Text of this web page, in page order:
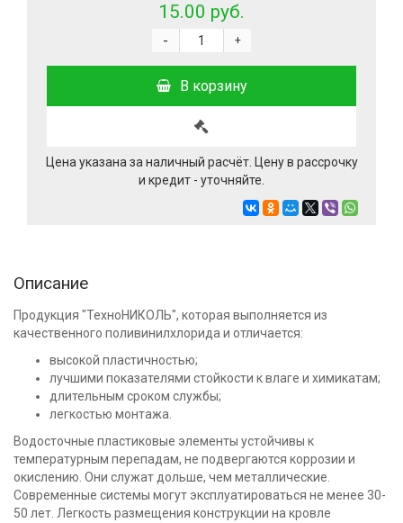
15.00 руб.
+
-
В корзину
Цена указана за наличный расчёт. Цену в рассрочку
и кредит - уточняйте.
Описание
Продукция "ТехноНИКОЛЬ", которая выполняется из
качественного поливинилхлорида и отличается:
высокой пластичностью;
лучшими показателями стойкости к влаге и химикатам;
длительным сроком службы;
легкостью монтажа.
Водосточные пластиковые элементы устойчивы к
температурным перепадам, не подвергаются коррозии и
окислению. Они служат дольше, чем металлические.
Современные системы могут эксплуатироваться не менее 30-
50 лет. Легкость размещения конструкции на кровле